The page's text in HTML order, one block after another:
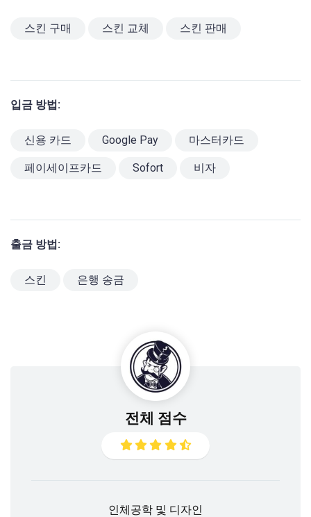
스킨 구매 스킨 교체 스킨 판매
입금 방법:
신용 카드 Google Pay 마스터카드
페이세이프카드 Sofort 비자
출금 방법:
스킨 은행 송금
전체 점수
인체공학 및 디자인